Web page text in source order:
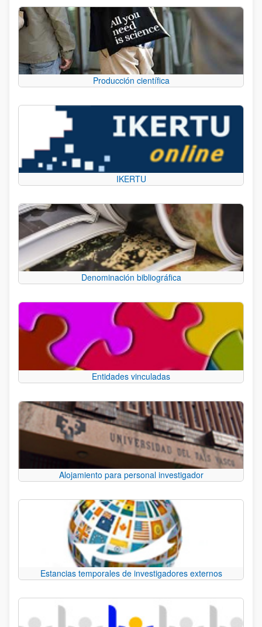
Producción científica
IKERTU
Denominación bibliográfica
Entidades vinculadas
Alojamiento para personal investigador
Estancias temporales de investigadores externos